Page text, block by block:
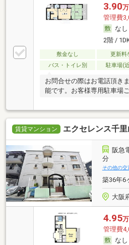
3.90
管理費
なし
2階 /
敷金なし 更新料
バス・トイレ別
駐車場(
お問合せの際はお電話頂き
能です。お客様専用駐車場
賃貸マンション エクセレンス千里
阪急
分
その他の交
築36年6
大阪
4.95
管理費
なし